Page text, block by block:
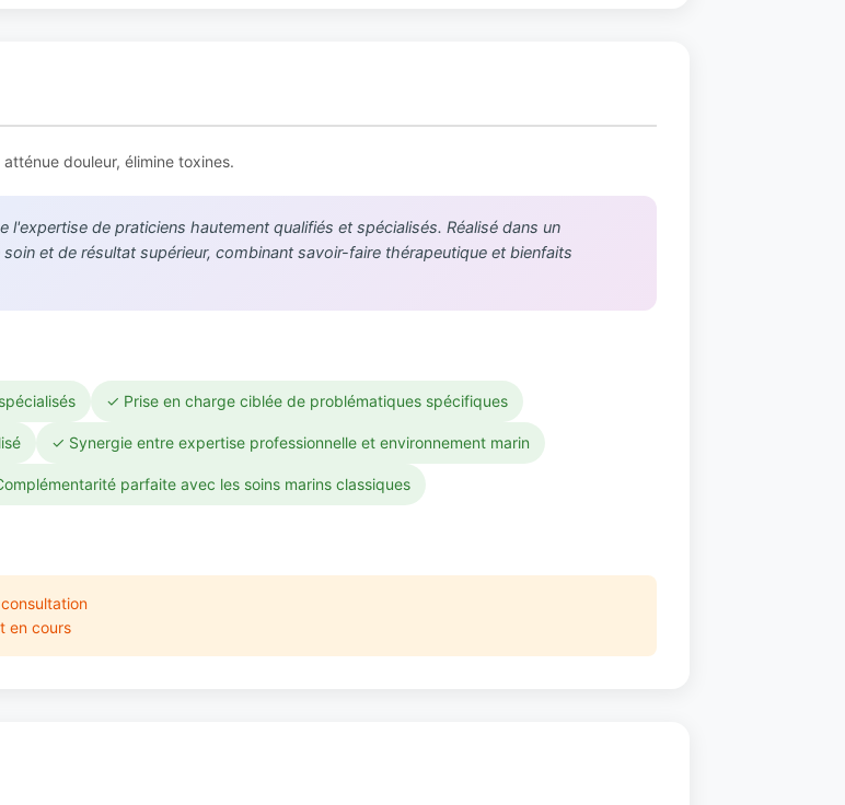
douleur, élimine toxines.
de praticiens hautement qualifiés et spécialisés. Réalisé dans un
et de résultat supérieur, combinant savoir-faire thérapeutique et bienfaits
✓ Prise en charge ciblée de problématiques spécifiques
✓ Synergie entre expertise professionnelle et environnement marin
parfaite avec les soins marins classiques
en cours